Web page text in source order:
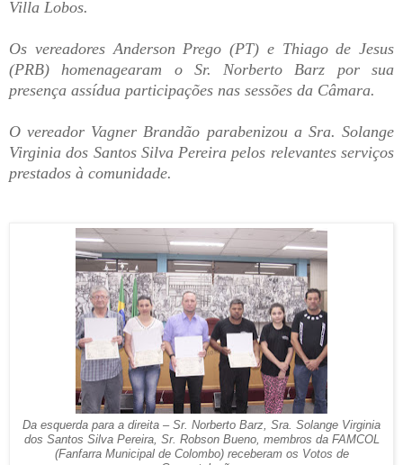
Villa Lobos.
Os vereadores Anderson Prego (PT) e Thiago de Jesus
(PRB) homenagearam o Sr. Norberto Barz por sua
presença assídua participações nas sessões da Câmara.
O vereador Vagner Brandão parabenizou a Sra. Solange
Virginia dos Santos Silva Pereira pelos relevantes serviços
prestados à comunidade.
Da esquerda para a direita – Sr. Norberto Barz, Sra. Solange Virginia
dos Santos Silva Pereira, Sr. Robson Bueno, membros da FAMCOL
(Fanfarra Municipal de Colombo) receberam os Votos de